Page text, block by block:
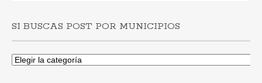
SI BUSCAS POST POR MUNICIPIOS
Si
buscas